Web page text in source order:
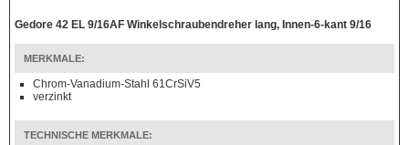
Gedore 42 EL 9/16AF Winkelschraubendreher lang, Innen-6-kant 9/16
MERKMALE:
Chrom-Vanadium-Stahl 61CrSiV5
verzinkt
TECHNISCHE MERKMALE: